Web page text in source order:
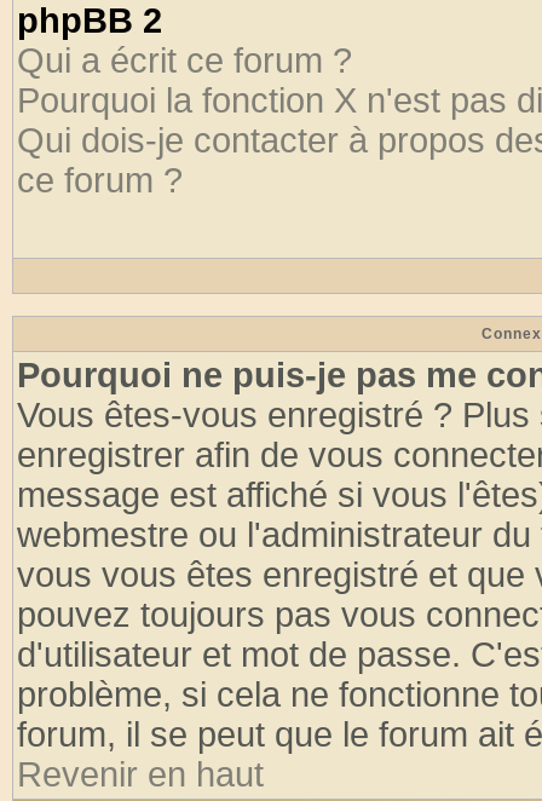
phpBB 2
Qui a écrit ce forum ?
Pourquoi la fonction X n'est pas
Qui dois-je contacter à propos
ce forum ?
Pourquoi ne puis-je pas me
Vous êtes-vous enregistré ?
enregistrer afin de vous
message est affiché si vous
webmestre ou l'administrateur
vous vous êtes enregistré et
pouvez toujours pas vous
d'utilisateur et mot de passe.
problème, si cela ne fonctionne
forum, il se peut que le forum ait
Revenir en haut